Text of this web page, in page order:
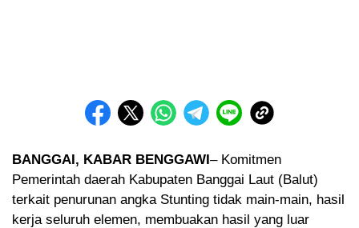
BANGGAI, KABAR BENGGAWI– Komitmen
Pemerintah daerah Kabupaten Banggai Laut (Balut)
terkait penurunan angka Stunting tidak main-main, hasil
kerja seluruh elemen, membuakan hasil yang luar